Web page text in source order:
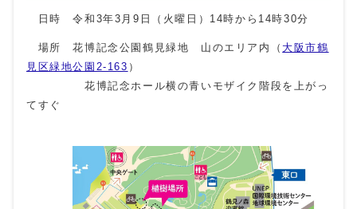
日時 令和3年3月9日（火曜日）14時から14時30分
場所 花博記念公園鶴見緑地 山のエリア内（ 大阪市鶴
見区緑地公園2-163 ）
花博記念ホール横の青いモザイク階段を上がっ
てすぐ